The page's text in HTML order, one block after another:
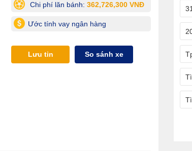
Chi phí lăn bánh: 362,726,300 VNĐ
Ước tính vay ngân hàng
Lưu tin So sánh xe